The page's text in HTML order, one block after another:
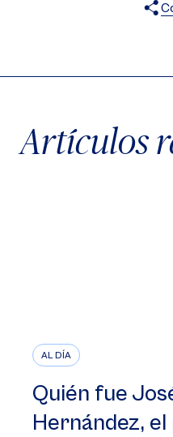
Artículos
AL DÍA
Quién fue
Hernández,